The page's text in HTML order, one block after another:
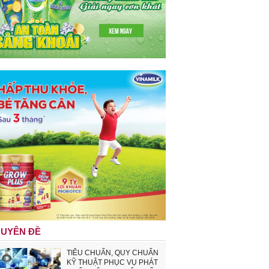
ĐỀ
TIÊU CHUẨN, QUY CHUẨN
KỸ THUẬT PHỤC VỤ PHÁT